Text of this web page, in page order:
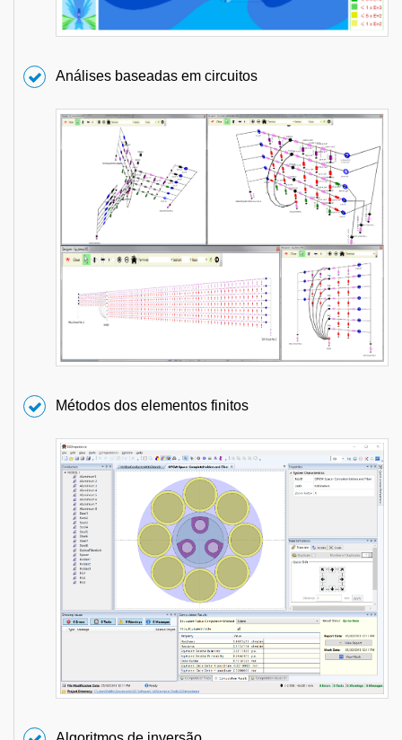
Análises baseadas em circuitos
Métodos dos elementos finitos